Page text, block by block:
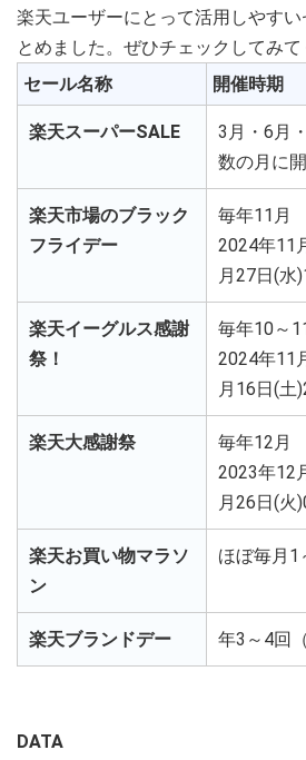
楽天ユーザーにとって活用しやす
とめました。ぜひチェックしてみて
セール名称
開催時期
楽天スーパーSALE
3月・6月
数の月に開
楽天市場のブラック
フライデー
毎年11月
2024年11
月27日(水
楽天イーグルス感謝
祭！
毎年10～
2024年11
月16日(土
楽天大感謝祭
毎年12月
2023年12
月26日(火
楽天お買い物マラソ
ン
ほぼ毎月1
楽天ブランドデー 年3～4回
DATA